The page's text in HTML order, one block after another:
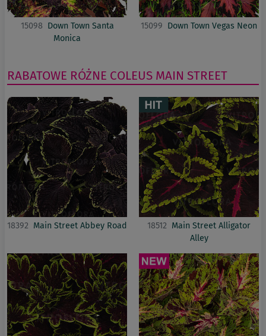
15098 Down Town Santa
Monica
15099 Down Town Vegas Neon
RABATOWE RÓŻNE COLEUS MAIN STREET
18392 Main Street Abbey Road 18512 Main Street Alligator
Alley